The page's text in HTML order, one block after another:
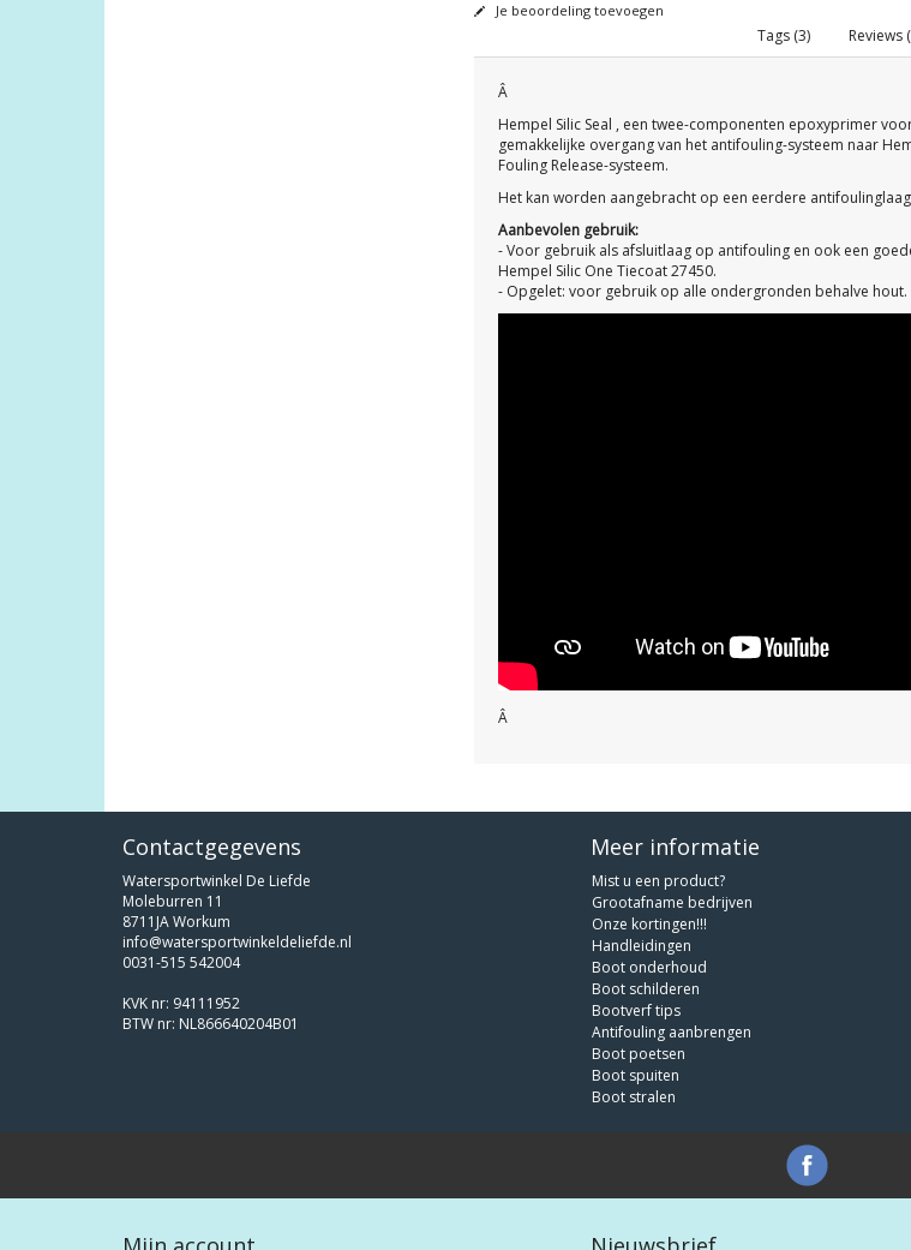
Je beoordeling toevoegen
Reviews
Tags (3)
Â
Hempel Silic Seal , een twee-componenten epoxyprimer
gemakkelijke overgang van het antifouling-systeem naar
Fouling Release-systeem.
Het kan worden aangebracht op een eerdere
Aanbevolen gebruik:
- Voor gebruik als afsluitlaag op antifouling en ook een
Hempel Silic One Tiecoat 27450.
- Opgelet: voor gebruik op alle ondergronden behalve hout.
Â
Contactgegevens
Watersportwinkel De Liefde
Moleburren 11
8711JA Workum
info@watersportwinkeldeliefde.nl
0031-515 542004
KVK nr: 94111952
BTW nr: NL866640204B01
Meer informatie
Mist u een product?
Grootafname bedrijven
Onze kortingen!!!
Handleidingen
Boot onderhoud
Boot schilderen
Bootverf tips
Antifouling aanbrengen
Boot poetsen
Boot spuiten
Boot stralen